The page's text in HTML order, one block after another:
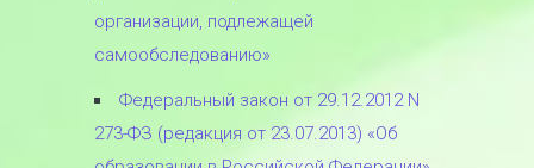
организации, подлежащей
самообследованию»
Федеральный закон от 29.12.2012 N
273-ФЗ (редакция от 23.07.2013) «Об